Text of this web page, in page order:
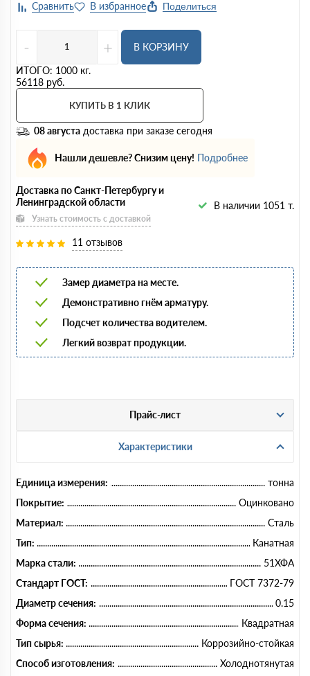
Поделиться
- +
В КОРЗИНУ
ИТОГО: 1000 кг.
56118 руб.
КУПИТЬ В 1 КЛИК
08 августа доставка при заказе сегодня
Нашли дешевле? Снизим цену! Подробнее
Доставка по Санкт-Петербургу и
Ленинградской области
Узнать стоимость с доставкой
В наличии 1051 т.
11 отзывов
Замер диаметра на месте.
Демонстративно гнём арматуру.
Подсчет количества водителем.
Легкий возврат продукции.
Прайс-лист
Характеристики
Единица измерения:
тонна
Покрытие:
Оцинковано
Материал:
Сталь
Тип:
Канатная
Марка стали:
51ХФА
Стандарт ГОСТ:
ГОСТ 7372-79
Диаметр сечения:
0.15
Форма сечения:
Квадратная
Тип сырья:
Коррозийно-стойкая
Способ изготовления:
Холоднотянутая